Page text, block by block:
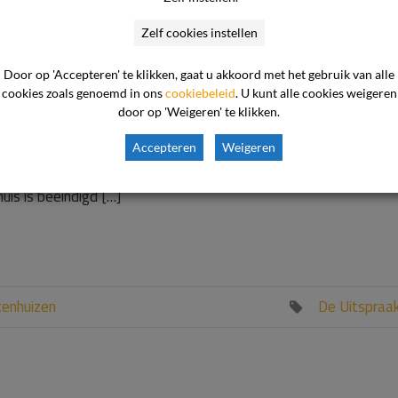
handelen, wel
zorgplicht
bij de longarts functioneert de cliënte slechter dan
zich in de steek gelaten. Het ziekenhuis stelt dat cliënte
geen medische verklaring hebben gevonden. De
is beëindigd […]
De

Zelf cookies instellen
Door op 'Accepteren' te klikken, gaat u akkoord met het gebruik van alle
cookies zoals genoemd in onscookiebeleid. U kunt alle cookies weigeren
door op 'Weigeren' te klikken.
Accepteren Weigeren